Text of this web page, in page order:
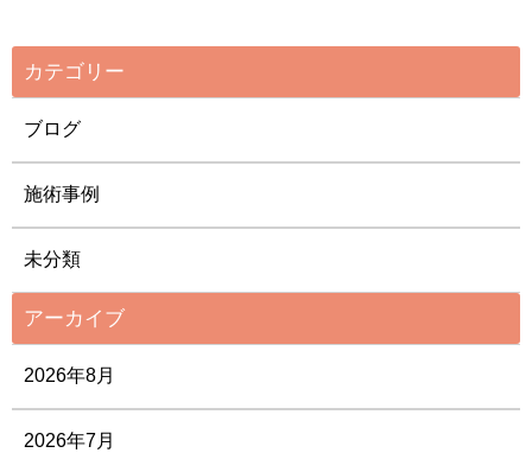
カテゴリー
ブログ
施術事例
未分類
アーカイブ
2026年8月
2026年7月